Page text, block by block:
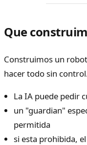
Que
Construimos un
hacer todo sin
La IA puede pedir
un "guardian"
permitida
si esta prohibida,